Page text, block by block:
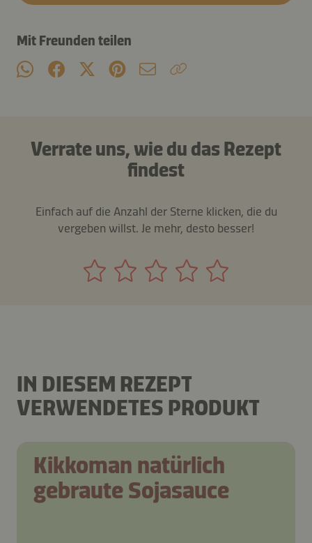
Mit Freunden teilen
Verrate uns, wie du das Rezept
findest
Einfach auf die Anzahl der Sterne klicken, die du
vergeben willst. Je mehr, desto besser!
IN DIESEM REZEPT
VERWENDETES PRODUKT
Kikkoman natürlich
gebraute Sojasauce